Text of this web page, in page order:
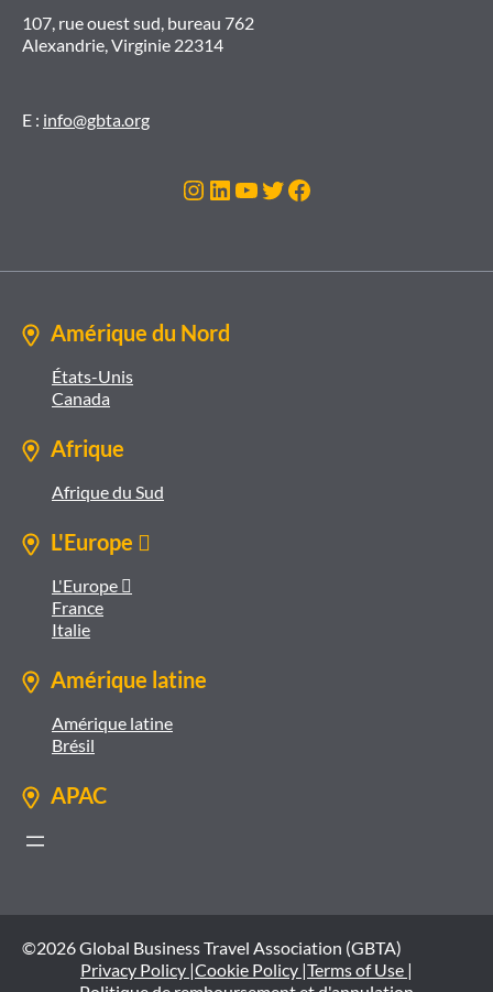
107, rue ouest sud, bureau 762
Alexandrie, Virginie 22314
E : info@gbta.org
Instagram
LinkedIn
YouTube
Twitter
Facebook
Amérique du Nord
États-Unis
Canada
Afrique
Afrique du Sud
L'Europe 
L'Europe 
France
Italie
Amérique latine
Amérique latine
Brésil
APAC
©2026 Global Business Travel Association (GBTA)
Privacy Policy |Cookie Policy |Terms of Use |